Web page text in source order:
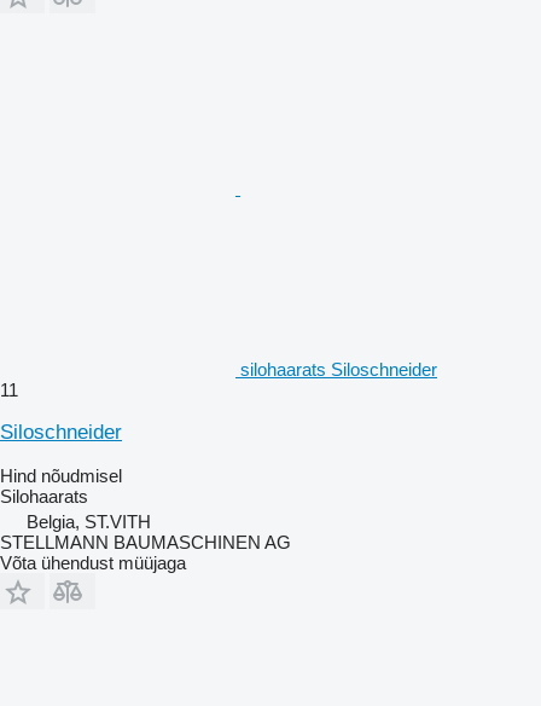
silohaarats Siloschneider
11
Siloschneider
Hind nõudmisel
Silohaarats
Belgia, ST.VITH
STELLMANN BAUMASCHINEN AG
Võta ühendust müüjaga